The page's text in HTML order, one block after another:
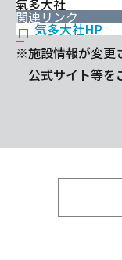
氣多大社
関連リンク
気多大社HP
※施設情報が変更
公式サイト等を